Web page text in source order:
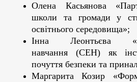
Олена Касьянова
школи та громади у
освітнього середовища»;
Інна Леонтьєва
навчання (СЕН) як
почуття безпеки та
Маргарита Козир